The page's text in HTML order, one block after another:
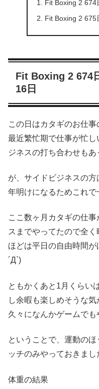
Fit Boxing 2 674
Fit Boxing 2 675
Fit Boxing 2 674
16日
この日はカタギのお仕事
最近繁忙期で仕事が忙
ジネスの打ち合わせもあ
が、サイドビジネスの
年明けになるためこれ
ここ数ヶ月カタギの仕
スまでやってたので全
ほどは平日の自由時間
´Д`)
ともかくあと1月くらい
し余暇も楽しめそうな
久々になんかゲームで
ということで、運動の
ッチのみやっておきまし
体重の結果